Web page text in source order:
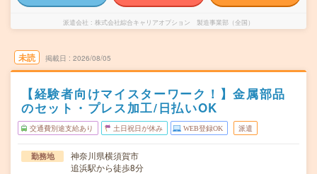
派遣会社 株式会社綜合キャリアオプション 製造事業部（全国）
未読 掲載日 2026/08/05
【経験者向けマイスターワーク！】金属部品
のセット・プレス加工/日払いOK
交通費別途支給あり 土日祝日が休み WEB登録OK 派遣
勤務地
神奈川県横須賀市
追浜駅から徒歩8分